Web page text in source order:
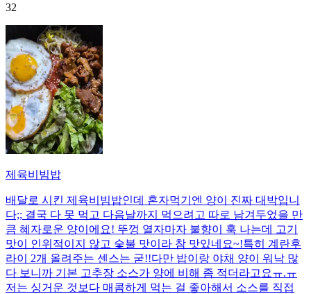
32
제육비빔밥
배달로 시킨 제육비빔밥인데 혼자먹기엔 양이 진짜 대박입니
다;; 결국 다 못 먹고 다음날까지 먹으려고 따로 남겨두었을 만
큼 혜자로운 양이에요! 뚜껑 열자마자 불향이 훅 나는데 고기
맛이 인위적이지 않고 숯불 맛이라 참 맛있네요~!특히 계란후
라이 2개 올려주는 센스는 굳!! ​다만 밥이랑 야채 양이 워낙 많
다 보니까 기본 고추장 소스가 양에 비해 좀 적더라고요ㅠ.ㅠ
저는 싱거운 것보다 매콤하게 먹는 걸 좋아해서 소스를 직접